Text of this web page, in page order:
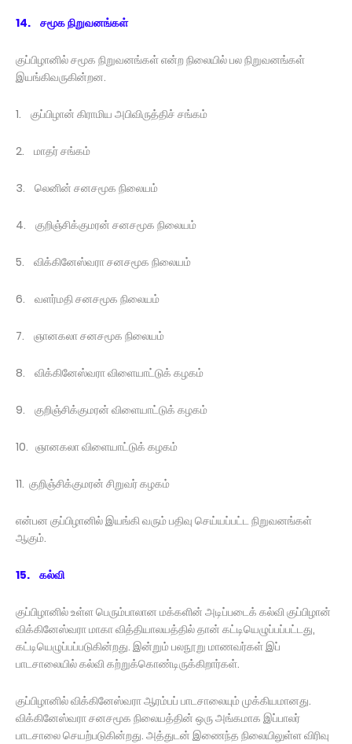
14. சமூக நிறுவனங்கள்
குப்பிழானில் சமூக நிறுவனங்கள் என்ற நிலையில் பல நிறுவனங்கள்
இயங்கிவருகின்றன.
1. குப்பிழான் கிராமிய அபிவிருத்திச் சங்கம்
2. மாதர் சங்கம்
3. லெனின் சனசமூக நிலையம்
4. குறிஞ்சிக்குமரன் சனசமூக நிலையம்
5. விக்கினேஸ்வரா சனசமூக நிலையம்
6. வளர்மதி சனசமூக நிலையம்
7. ஞானகலா சனசமூக நிலையம்
8. விக்கினேஸ்வரா விளையாட்டுக் கழகம்
9. குறிஞ்சிக்குமரன் விளையாட்டுக் கழகம்
10. ஞானகலா விளையாட்டுக் கழகம்
11. குறிஞ்சிக்குமரன் சிறுவர் கழகம்
என்பன குப்பிழானில் இயங்கி வரும் பதிவு செய்யப்பட்ட நிறுவனங்கள்
ஆகும்.
15. கல்வி
குப்பிழானில் உள்ள பெரும்பாலான மக்களின் அடிப்படைக் கல்வி குப்பிழான்
விக்கினேஸ்வரா மாகா வித்தியாலயத்தில் தான் கட்டியெழுப்பப்பட்டது,
கட்டியெழுப்பப்படுகின்றது. இன்றும் பலநூறு மாணவர்கள் இப்
பாடசாலையில் கல்வி கற்றுக்கொண்டிருக்கிறார்கள்.
குப்பிழானில் விக்கினேஸ்வரா ஆரம்பப் பாடசாலையும் முக்கியமானது.
விக்கினேஸ்வரா சனசமூக நிலையத்தின் ஒரு அங்கமாக இப்பாலர்
பாடசாலை செயற்படுகின்றது. அத்துடன் இணைந்த நிலையிலுள்ள விரிவு